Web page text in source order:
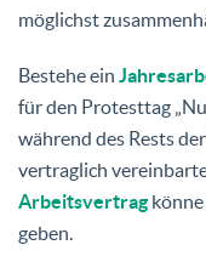
möglichst
Bestehe ein
für den Protesttag
während des Rests
vertraglich
Arbeitsvertragkönne
geben.